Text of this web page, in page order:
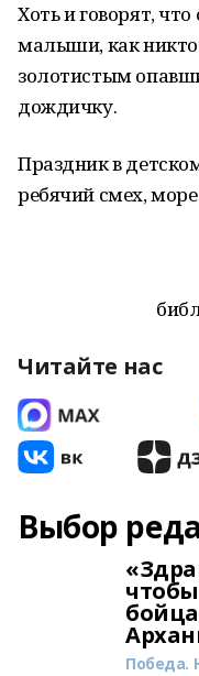
Хоть и говорят,
малыши, как никто
золотистым
дождичку.
Праздник в
ребячий смех,
Читайте нас
Выбор
Победа.